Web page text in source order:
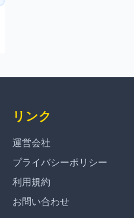
リンク
運営会社
プライバシーポリシー
利用規約
お問い合わせ